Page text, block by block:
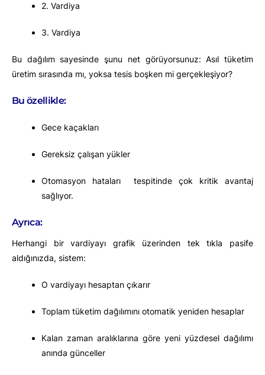
2. Vardiya
3. Vardiya
Bu dağılım sayesinde şunu net görüyorsunuz: Asıl tüketim
üretim sırasında mı, yoksa tesis boşken mi gerçekleşiyor?
Bu özellikle:
Gece kaçakları
Gereksiz çalışan yükler
Otomasyon hataları tespitinde çok kritik avantaj
sağlıyor.
Ayrıca:
Herhangi bir vardiyayı grafik üzerinden tek tıkla pasife
aldığınızda, sistem:
O vardiyayı hesaptan çıkarır
Toplam tüketim dağılımını otomatik yeniden hesaplar
Kalan zaman aralıklarına göre yeni yüzdesel dağılımı
anında günceller